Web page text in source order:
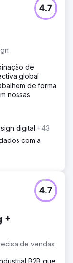
tempo em
cliente. Após o
garantindo
melhorias
do cliente.
digital
personalizado
jornada
rápidos
garante
lançados
à
uma limitação
4.7
de
global
de forma
nossas
digital +43
com a
+
de vendas.
4.7
B2B que